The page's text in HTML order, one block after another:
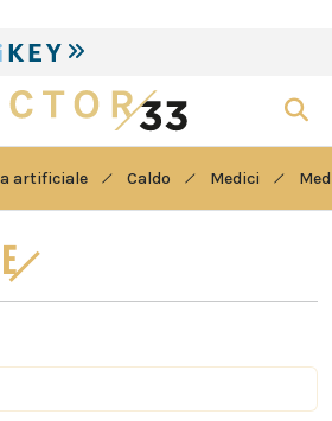
artificiale Caldo Medici